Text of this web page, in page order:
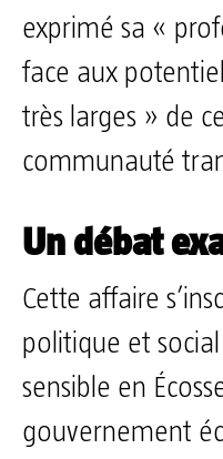
exprimé sa «
face aux
très larges » de
communauté
Un débat
Cette affaire
politique et
sensible en
gouvernement